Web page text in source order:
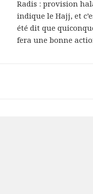
Radis : provision
indique le Hajj, et
été dit que
fera une bonne